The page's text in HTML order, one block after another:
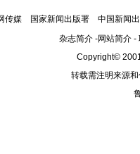
传媒 国家新闻出版署
中国新闻
杂志简介-网站简介-
Copyright©
转载需注明来源